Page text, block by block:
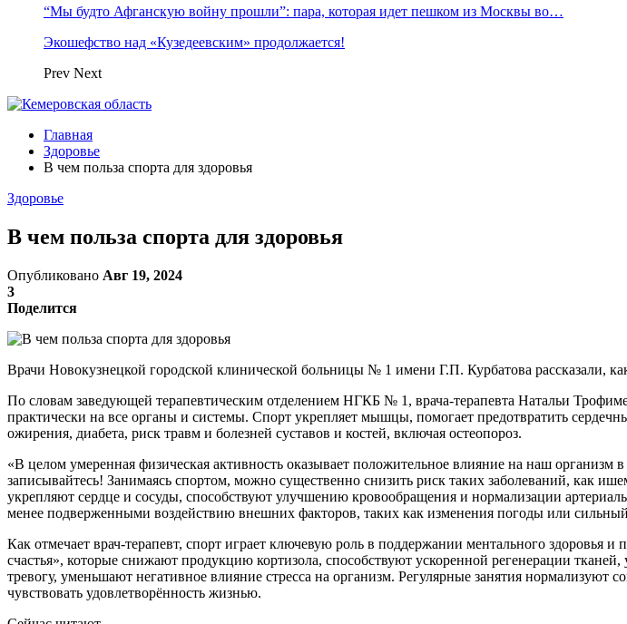
“Мы будто Афганскую войну прошли”: пара, которая идет пешком из Москвы во…
Экошефство над «Кузедеевским» продолжается!
Prev Next
Главная
Здоровье
В чем польза спорта для здоровья
Здоровье
В чем польза спорта для здоровья
Опубликовано Авг 19, 2024
3
Поделится
Врачи Новокузнецкой городской клинической больницы № 1 имени Г.П. Курбатова рассказали,
По словам заведующей терапевтическим отделением НГКБ № 1, врача-терапевта Натальи
практически на все органы и системы. Спорт укрепляет мышцы, помогает предотвратить
ожирения, диабета, риск травм и болезней суставов и костей, включая остеопороз.
«В целом умеренная физическая активность оказывает положительное влияние на наш организм
записывайтесь! Занимаясь спортом, можно существенно снизить риск таких заболеваний, как
укрепляют сердце и сосуды, способствуют улучшению кровообращения и нормализации
менее подверженными воздействию внешних факторов, таких как изменения погоды или сильный
Как отмечает врач-терапевт, спорт играет ключевую роль в поддержании ментального
счастья», которые снижают продукцию кортизола, способствуют ускоренной регенерации
тревогу, уменьшают негативное влияние стресса на организм. Регулярные занятия
чувствовать удовлетворённость жизнью.